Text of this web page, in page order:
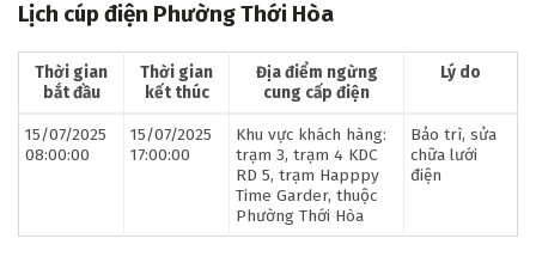
Lịch cúp điện Phường Thới Hòa
Thời gian
bắt đầu
Thời gian
kết thúc
Địa điểm ngừng
cung cấp điện
Lý do
15/07/2025
08:00:00
15/07/2025
17:00:00
Khu vực khách hàng:
trạm 3, trạm 4 KDC
RD 5, trạm Happpy
Time Garder, thuộc
Phường Thới Hòa
Bảo trì, sửa
chữa lưới
điện